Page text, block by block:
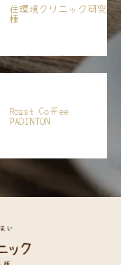
住環境クリニック研究
棟
Roast Coffee
PADINTON